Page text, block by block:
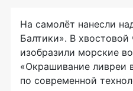
На самолёт нанесли
Балтики». В хвостовой
изобразили морские
«Окрашивание ливреи
по современной